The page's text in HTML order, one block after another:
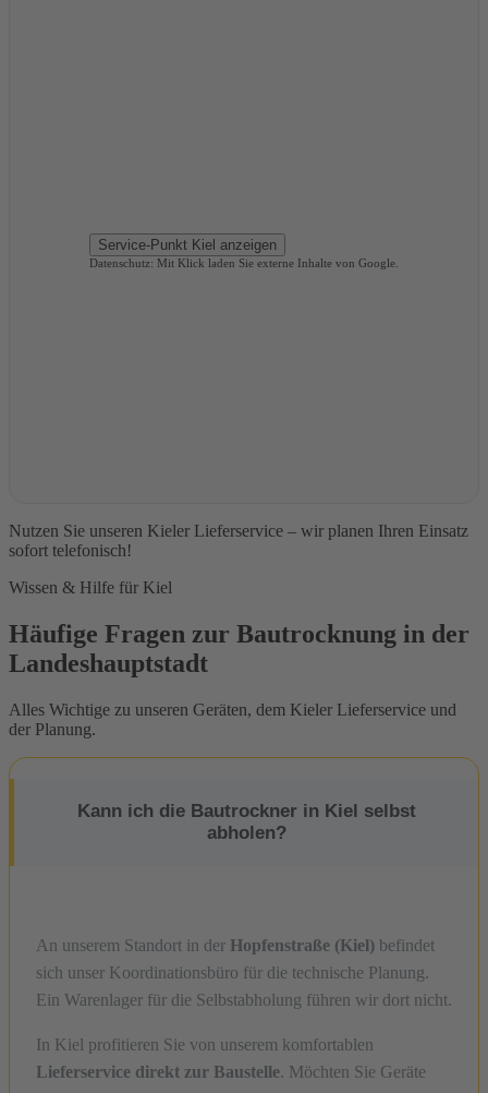
Service-Punkt Kiel anzeigen
Datenschutz: Mit Klick laden Sie externe Inhalte von Google.
Nutzen Sie unseren Kieler Lieferservice – wir planen Ihren Einsatz
sofort telefonisch!
Wissen & Hilfe für Kiel
Häufige Fragen zur Bautrocknung in der
Landeshauptstadt
Alles Wichtige zu unseren Geräten, dem Kieler Lieferservice und
der Planung.
Kann ich die Bautrockner in Kiel selbst
abholen?
An unserem Standort in der Hopfenstraße (Kiel) befindet
sich unser Koordinationsbüro für die technische Planung.
Ein Warenlager für die Selbstabholung führen wir dort nicht.
In Kiel profitieren Sie von unserem komfortablen
Lieferservice direkt zur Baustelle. Möchten Sie Geräte